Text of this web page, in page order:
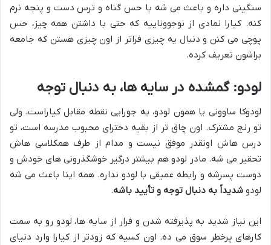
سنگینی داره و باعث می شه با حس گناه و ترس دست و پنجه نرم
کنه. کیارا نمادی از نوجووناییه که حتی با داشتن همه چیز، حس
پوچی می کنن و دنبال یه چیزی فراتر از اون چیزی هستن که جامعه
براشون تعریف کرده.
لودو: گمشده در سایه ها، به دنبال توجه
لودوکا ساوونی یا همون لودو، یه جورایی نقطه مقابل کیاراست، ولی
تو رنج مشترک. اون چاق تر از بقیه دخترای محبوب مدرسه است، تو
درس هاش اونقدر موفق نیست و مدام از طرف همکلاسی هاش
تحقیر می شه. مادر لودو هم بیشتر درگیر خوشگذرونی های خودش و
دوست پسرشه و رابطه عمیقی با لودو نداره. همه اینا باعث می شه
لودو شدیداً به دنبال توجه و تأیید باشه.
این نیاز شدید به پذیرفته شدن و فرار از سایه ها، لودو رو به سمت
کارهای پرخطر سوق می ده. اون کسیه که زودتر از کیارا وارد دنیای